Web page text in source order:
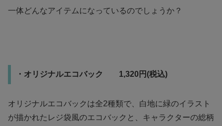
一体どんなアイテムになっているのでしょうか？
・オリジナルエコバック 1,320円(税込)
オリジナルエコバックは全2種類で、白地に緑のイラスト
が描かれたレジ袋風のエコバックと、キャラクターの総柄